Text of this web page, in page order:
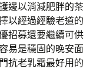
邊以消減肥胖的茶
以經過經驗老道的
招募還要繼續可供
易是穩固的晚安面
抗老乳霜最好用的